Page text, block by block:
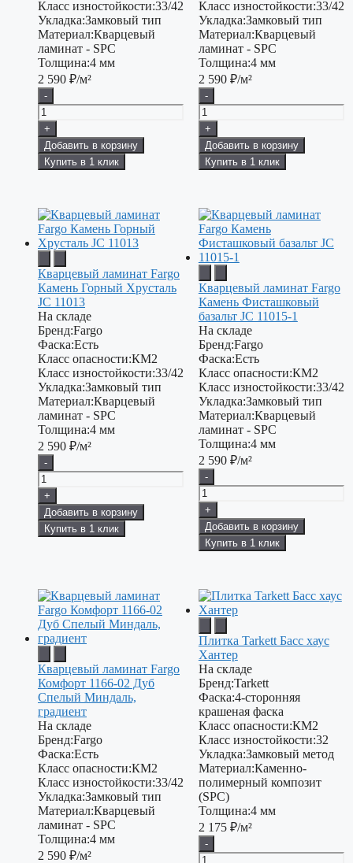
Класс изностойкости:33/42
Укладка:Замковый тип
Материал:Кварцевый
ламинат - SPC
Толщина:4 мм
2 590 ₽/м²
-
+
Добавить в корзину
Купить в 1 клик
Класс изностойкости:33/42
Укладка:Замковый тип
Материал:Кварцевый
ламинат - SPC
Толщина:4 мм
2 590 ₽/м²
-
+
Добавить в корзину
Купить в 1 клик
Кварцевый ламинат Fargo
Камень Горный Хрусталь
JC 11013
На складе
Бренд:Fargo
Фаска:Есть
Класс опасности:КМ2
Класс изностойкости:33/42
Укладка:Замковый тип
Материал:Кварцевый
ламинат - SPC
Толщина:4 мм
2 590 ₽/м²
-
+
Добавить в корзину
Купить в 1 клик
Кварцевый ламинат Fargo
Камень Фисташковый
базальт JC 11015-1
На складе
Бренд:Fargo
Фаска:Есть
Класс опасности:КМ2
Класс изностойкости:33/42
Укладка:Замковый тип
Материал:Кварцевый
ламинат - SPC
Толщина:4 мм
2 590 ₽/м²
-
+
Добавить в корзину
Купить в 1 клик
Кварцевый ламинат Fargo
Комфорт 1166-02 Дуб
Спелый Миндаль,
градиент
На складе
Бренд:Fargo
Фаска:Есть
Класс опасности:КМ2
Класс изностойкости:33/42
Укладка:Замковый тип
Материал:Кварцевый
ламинат - SPC
Толщина:4 мм
2 590 ₽/м²
Плитка Tarkett Басс хаус
Хантер
На складе
Бренд:Tarkett
Фаска:4-сторонняя
крашеная фаска
Класс опасности:КМ2
Класс изностойкости:32
Укладка:Замковый метод
Материал:Каменно-
полимерный композит
(SPC)
Толщина:4 мм
2 175 ₽/м²
-